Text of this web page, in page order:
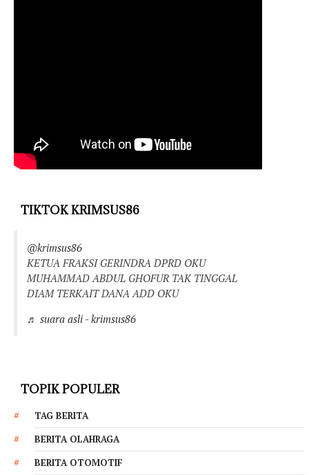
TIKTOK KRIMSUS86
@krimsus86
KETUA FRAKSI GERINDRA DPRD OKU
MUHAMMAD ABDUL GHOFUR TAK TINGGAL
DIAM TERKAIT DANA ADD OKU
♬ suara asli - krimsus86
TOPIK POPULER
TAG BERITA
BERITA OLAHRAGA
BERITA OTOMOTIF